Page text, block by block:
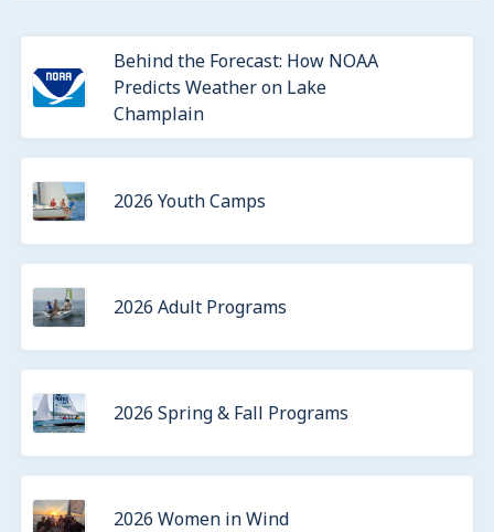
Behind the Forecast: How NOAA
Predicts Weather on Lake
Champlain
2026 Youth Camps
2026 Adult Programs
2026 Spring & Fall Programs
2026 Women in Wind